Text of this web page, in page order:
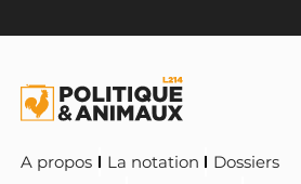
A propos La notation
Dossiers